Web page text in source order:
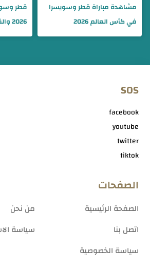
مشاهدة مباراة قطر وسويسرا
في كأس العالم 2026
قطر
2026 والقناة الناقلة
الصفحات
الصفحة الرئيسية
من نحن
اتصل بنا
سياسة
سياسة الخصوصية
SOS
facebook
youtube
twitter
tiktok